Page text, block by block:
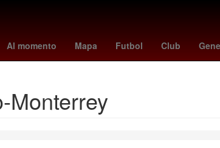
Al momento Mapa Futbol Club
Buffalo Bills ke buena Star Wars
Monterrey